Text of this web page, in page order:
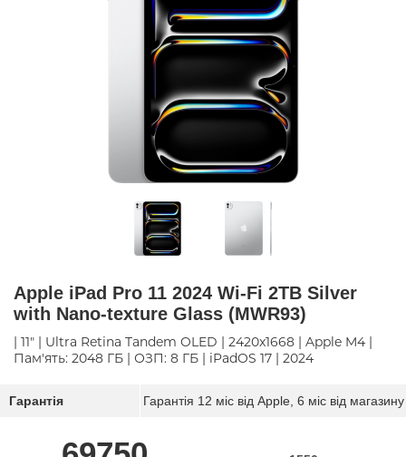
Платний сервіс Apple
Apple iPad Pro 11 2024 Wi-Fi 2TB Silver
with Nano-texture Glass (MWR93)
| 11" | Ultra Retina Tandem OLED | 2420x1668 | Apple M4 |
Пам'ять: 2048 ГБ | ОЗП: 8 ГБ | iPadOS 17 | 2024
Гарантія Гарантія 12 міс від Apple, 6 міс від магазину